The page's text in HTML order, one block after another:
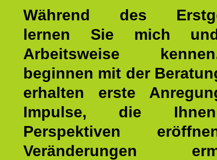
Während des
lernen Sie mich
Arbeitsweise
beginnen mit der
erhalten erste
Impulse, die
Perspektiven
Veränderungen